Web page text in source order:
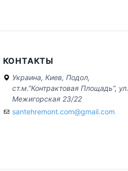
КОНТАКТЫ
Украина, Киев, Подол,
ст.м.”Контрактовая Площадь”, ул.
Межигорская 23/22
santehremont.com@gmail.com